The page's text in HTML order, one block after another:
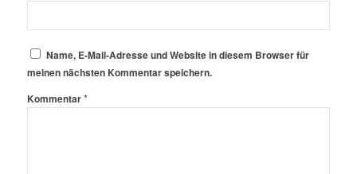
Name, E-Mail-Adresse und Website in diesem Browser für
meinen nächsten Kommentar speichern.
Kommentar*